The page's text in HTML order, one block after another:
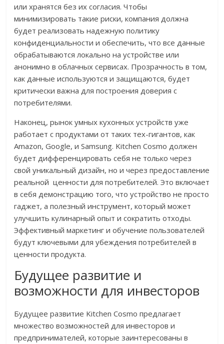
или хранятся без их согласия. Чтобы
минимизировать такие риски, компания должна
будет реализовать надежную политику
конфиденциальности и обеспечить, что все данные
обрабатываются локально на устройстве или
анонимно в облачных сервисах. Прозрачность в том,
как данные используются и защищаются, будет
критически важна для построения доверия с
потребителями.
Наконец, рынок умных кухонных устройств уже
работает с продуктами от таких тех-гигантов, как
Amazon, Google, и Samsung. Kitchen Cosmo должен
будет дифференцировать себя не только через
свой уникальный дизайн, но и через предоставление
реальной ценности для потребителей. Это включает
в себя демонстрацию того, что устройство не просто
гаджет, а полезный инструмент, который может
улучшить кулинарный опыт и сократить отходы.
Эффективный маркетинг и обучение пользователей
будут ключевыми для убеждения потребителей в
ценности продукта.
Будущее развитие и
возможности для инвесторов
Будущее развитие Kitchen Cosmo предлагает
множество возможностей для инвесторов и
предпринимателей, которые заинтересованы в